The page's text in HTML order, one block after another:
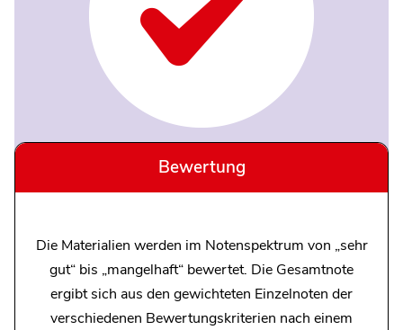
Bewertung
Die Materialien werden im Notenspektrum von „sehr
gut“ bis „mangelhaft“ bewertet. Die Gesamtnote
ergibt sich aus den gewichteten Einzelnoten der
verschiedenen Bewertungskriterien nach einem